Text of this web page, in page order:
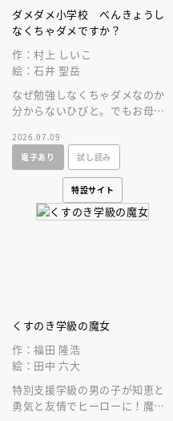
ダメダメ小学校 べんきょうし
なくちゃダメですか？
作：村上 しいこ
絵：石井 聖岳
なぜ勉強しなくちゃダメなのか
分からないひびと。でもお母さ
ると言い出して、あることを思
いつきます。
2026.07.09
電子あり
試し読み
特設サイト
くすのき学級の魔女
作：福田 隆浩
絵：田中 六大
特別支援学級の男の子が知恵と
勇気と友情でヒーローに！魔女